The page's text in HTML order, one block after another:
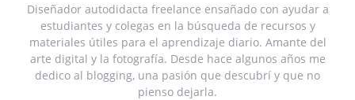
Diseñador autodidacta freelance ensañado con ayudar a
estudiantes y colegas en la búsqueda de recursos y
materiales útiles para el aprendizaje diario. Amante del
arte digital y la fotografía. Desde hace algunos años me
dedico al blogging, una pasión que descubrí y que no
pienso dejarla.